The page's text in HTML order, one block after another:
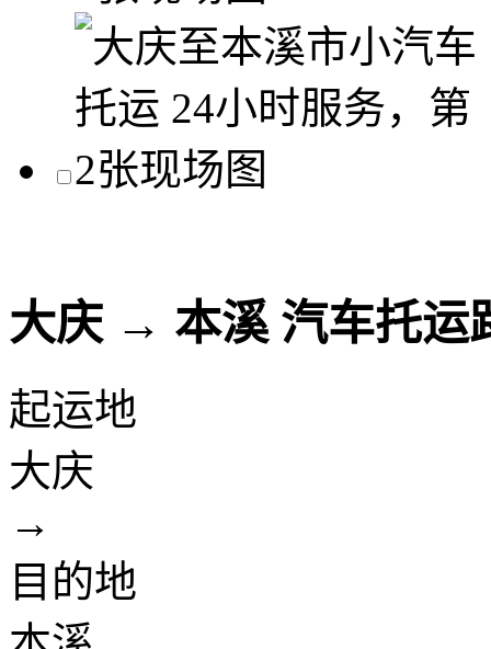
大庆 → 本溪 汽车托运
起运地
大庆
→
目的地